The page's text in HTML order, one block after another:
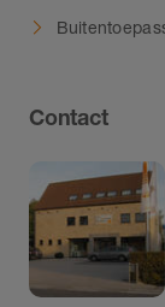
Contact